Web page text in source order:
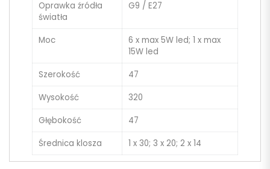
Oprawka źródła
światła
G9 / E27
Moc
6 x max 5W led; 1 x max
15W led
Szerokość
47
Wysokość
320
Głębokość
47
Średnica klosza
1 x 30; 3 x 20; 2 x 14